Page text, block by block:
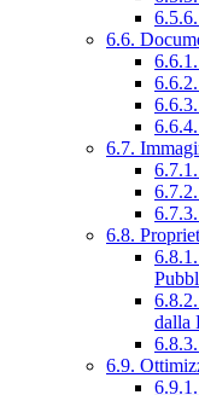
6.6.
6.7.
6.8.
dalla
6.9.